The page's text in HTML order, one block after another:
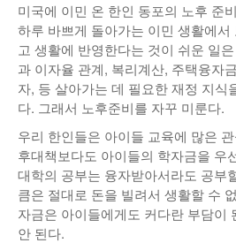
김명열칼럼
이명덕칼럼
김선옥칼럼
김원동칼럼
본보특집
100인선/독자광장
100인선
독자광장
여행
인근여행지
놀이공원
낚시/비치
인터뷰/탐방
미국에 이민 온 한인 동포의 노후 준
하루 바쁘게 돌아가는 이민 생활에
고 생활에 반영한다는 것이 쉬운 일
과 이자율 관계, 복리계산, 주택융자
자, 등 살아가는 데 필요한 재정 지식
다. 그래서 노후준비를 자꾸 미룬다.
우리 한인들은 아이들 교육에 많은
후대책보다도 아이들의 학자금을 우
대학의 공부는 융자받아서라도 공부
큼은 절대로 돈을 빌려서 생활할 수
자금은 아이들에게도 커다란 부담이
안 된다.